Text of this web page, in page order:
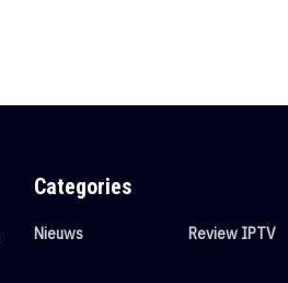
Categories
Nieuws Review IPTV